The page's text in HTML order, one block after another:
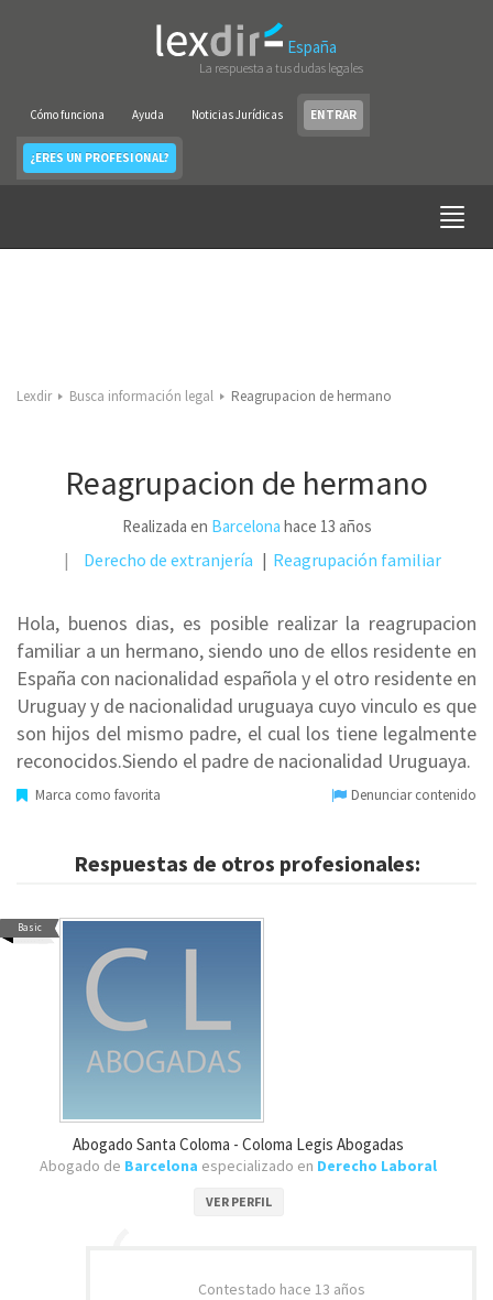
España
La respuesta a tus dudas legales
Cómo funciona Ayuda Noticias Jurídicas ENTRAR
¿ERES UN PROFESIONAL?
Lexdir Busca información legal Reagrupacion de hermano
Reagrupacion de hermano
Realizada en Barcelona hace 13 años
Derecho de extranjería Reagrupación familiar
Hola, buenos dias, es posible realizar la reagrupacion
familiar a un hermano, siendo uno de ellos residente en
España con nacionalidad española y el otro residente en
Uruguay y de nacionalidad uruguaya cuyo vinculo es que
son hijos del mismo padre, el cual los tiene legalmente
reconocidos.Siendo el padre de nacionalidad Uruguaya.
Marca como favorita Denunciar contenido
Respuestas de otros profesionales:
Basic
Abogado Santa Coloma - Coloma Legis Abogadas
Abogado de Barcelona especializado en Derecho Laboral
VER PERFIL
Contestado hace 13 años